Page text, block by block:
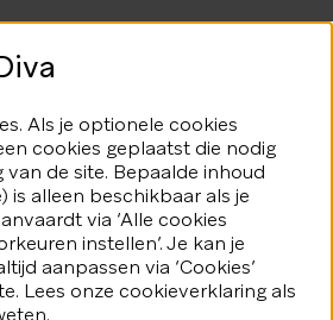
Als je optionele cookies
cookies geplaatst die nodig
van de site. Bepaalde inhoud
is alleen beschikbaar als je
via ‘Alle cookies
instellen’. Je kan je
aanpassen via ‘Cookies’
Lees onze cookieverklaring als